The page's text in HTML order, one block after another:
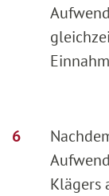
Klägers